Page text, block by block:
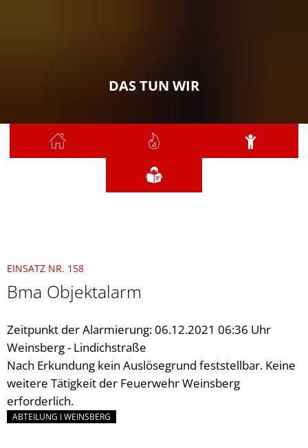
DAS TUN WIR
EINSATZ NR. 158
Bma Objektalarm
Zeitpunkt der Alarmierung: 06.12.2021 06:36 Uhr
Weinsberg - Lindichstraße
Nach Erkundung kein Auslösegrund feststellbar. Keine
weitere Tätigkeit der Feuerwehr Weinsberg
erforderlich.
ABTEILUNG I WEINSBERG